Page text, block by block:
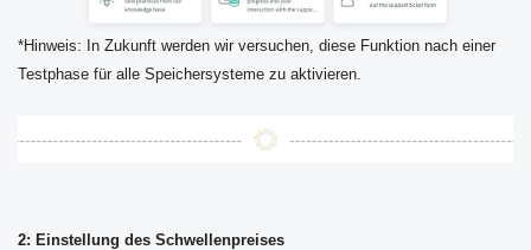
*Hinweis: In Zukunft werden wir versuchen, diese Funktion nach einer
Testphase für alle Speichersysteme zu aktivieren.
2: Einstellung des Schwellenpreises